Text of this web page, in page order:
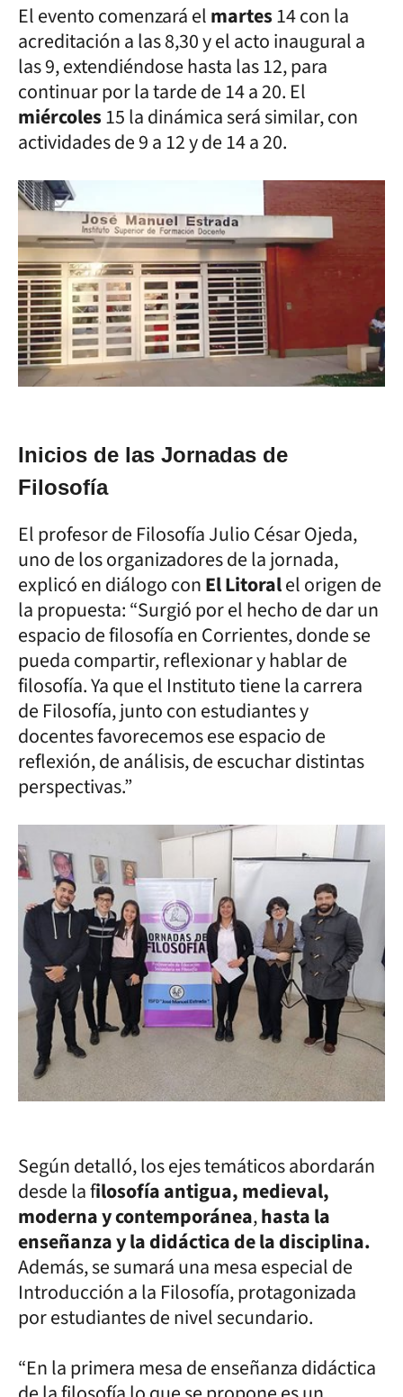
El evento comenzará elmartes14 con la
acreditación a las 8,30 y el acto inaugural a
las 9, extendiéndose hasta las 12, para
continuar por la tarde de 14 a 20. El
miércoles15 la dinámica será similar, con
actividades de 9 a 12 y de 14 a 20.
Inicios de las Jornadas de
Filosofía
El profesor de Filosofía Julio César Ojeda,
uno de los organizadores de la jornada,
explicó en diálogo conEl Litoralel origen de
la propuesta: “Surgió por el hecho de dar un
espacio de filosofía en Corrientes, donde se
pueda compartir, reflexionar y hablar de
filosofía. Ya que el Instituto tiene la carrera
de Filosofía, junto con estudiantes y
docentes favorecemos ese espacio de
reflexión, de análisis, de escuchar distintas
perspectivas.”
Según detalló, los ejes temáticos abordarán
desde la filosofía antigua, medieval,
moderna y contemporánea,hasta la
enseñanza y la didáctica de la disciplina.
Además, se sumará una mesa especial de
Introducción a la Filosofía, protagonizada
por estudiantes de nivel secundario.
“En la primera mesa de enseñanza didáctica